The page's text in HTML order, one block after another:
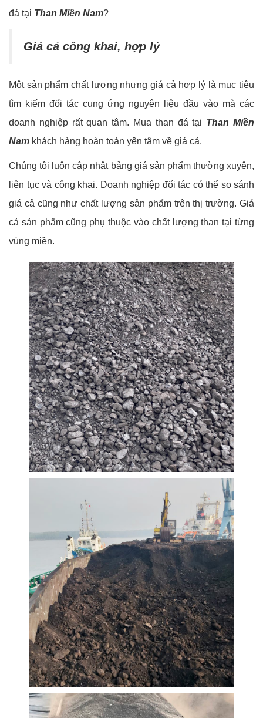
đá tại Than Miền Nam?
Giá cả công khai, hợp lý
Một sản phẩm chất lượng nhưng giá cả hợp lý là mục tiêu
tìm kiếm đối tác cung ứng nguyên liệu đầu vào mà các
doanh nghiệp rất quan tâm. Mua than đá tại Than Miền
Nam khách hàng hoàn toàn yên tâm về giá cả.
Chúng tôi luôn cập nhật bảng giá sản phẩm thường xuyên,
liên tục và công khai. Doanh nghiệp đối tác có thể so sánh
giá cả cũng như chất lượng sản phẩm trên thị trường. Giá
cả sản phẩm cũng phụ thuộc vào chất lượng than tại từng
vùng miền.